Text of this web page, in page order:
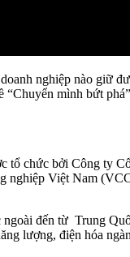
nghiệp nào giữ
mình bứt
tổ chức bởi Công ty
nghiệp Việt Nam
ngoài đến từ Trung
lượng, điện hóa